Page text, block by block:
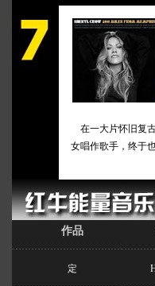
在一大片怀旧复
女唱作歌手，终于
作品
定